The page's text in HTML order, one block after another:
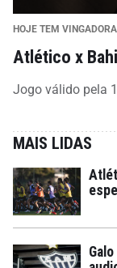
HOJE TEM
Atlético x
Jogo válido pela
MAIS LIDAS